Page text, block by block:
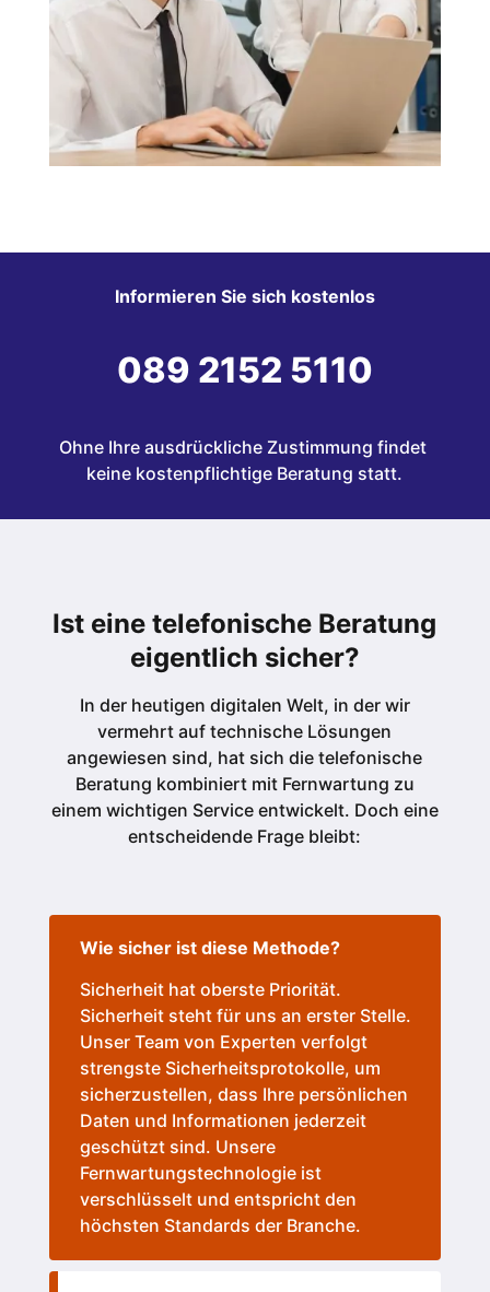
Informieren Sie sich kostenlos
089 2152 5110
Ohne Ihre ausdrückliche Zustimmung findet
keine kostenpflichtige Beratung statt.
Ist eine telefonische Beratung
eigentlich sicher?
In der heutigen digitalen Welt, in der wir
vermehrt auf technische Lösungen
angewiesen sind, hat sich die telefonische
Beratung kombiniert mit Fernwartung zu
einem wichtigen Service entwickelt. Doch eine
entscheidende Frage bleibt:
Wie sicher ist diese Methode?
Sicherheit hat oberste Priorität.
Sicherheit steht für uns an erster Stelle.
Unser Team von Experten verfolgt
strengste Sicherheitsprotokolle, um
sicherzustellen, dass Ihre persönlichen
Daten und Informationen jederzeit
geschützt sind. Unsere
Fernwartungstechnologie ist
verschlüsselt und entspricht den
höchsten Standards der Branche.